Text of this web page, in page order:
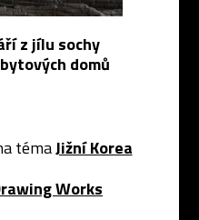
z jílu sochy
domů
témaJižní Korea
Works